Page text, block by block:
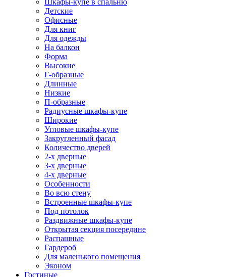
Шкафы-купе в спальню
Детские
Офисные
Для книг
Для одежды
На балкон
Форма
Высокие
Г-образные
Длинные
Низкие
П-образные
Радиусные шкафы-купе
Широкие
Угловые шкафы-купе
Закругленный фасад
Количество дверей
2-х дверные
3-х дверные
4-х дверные
Особенности
Во всю стену
Встроенные шкафы-купе
Под потолок
Раздвижные шкафы-купе
Открытая секция посередине
Распашные
Гардероб
Для маленького помещения
Эконом
Гостиные